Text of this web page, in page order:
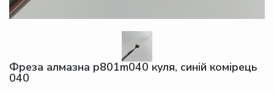
Фреза алмазна p801m040 куля, синій комірець
040